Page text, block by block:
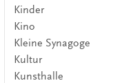
Kinder
Kino
Kleine Synagoge
Kultur
Kunsthalle